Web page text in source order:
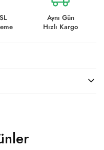
Aynı Gün
Hızlı Kargo